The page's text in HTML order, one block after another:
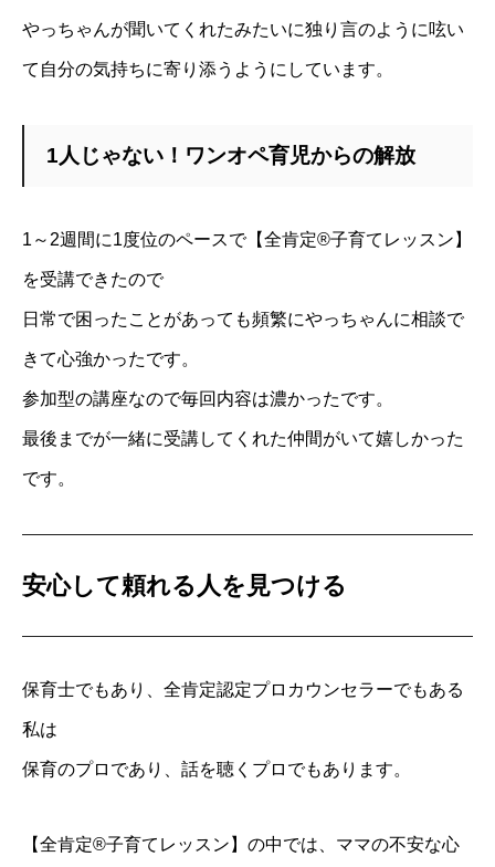
やっちゃんが聞いてくれたみたいに独 り言のように呟い
て自分の気持ちに寄り添うようにしています。
1人じゃない！ワンオペ育児からの解放
1～2週間に1度位のペースで【全肯定®子育てレッスン】
を受講できたので
日常で困ったこ とがあっても頻繁にやっちゃんに相談で
きて心強かったです。
参加型の講座なので毎回内容は濃かったです。
最後までが一緒に受講してくれた仲間がいて嬉しかった
です。
安心して頼れる人を見つける
保育士でもあり、全肯定認定プロカウンセラーでもある
私は
保育のプロであり、話を聴くプロでもあります。
【全肯定®子育てレッスン】の中では、ママの不安な心